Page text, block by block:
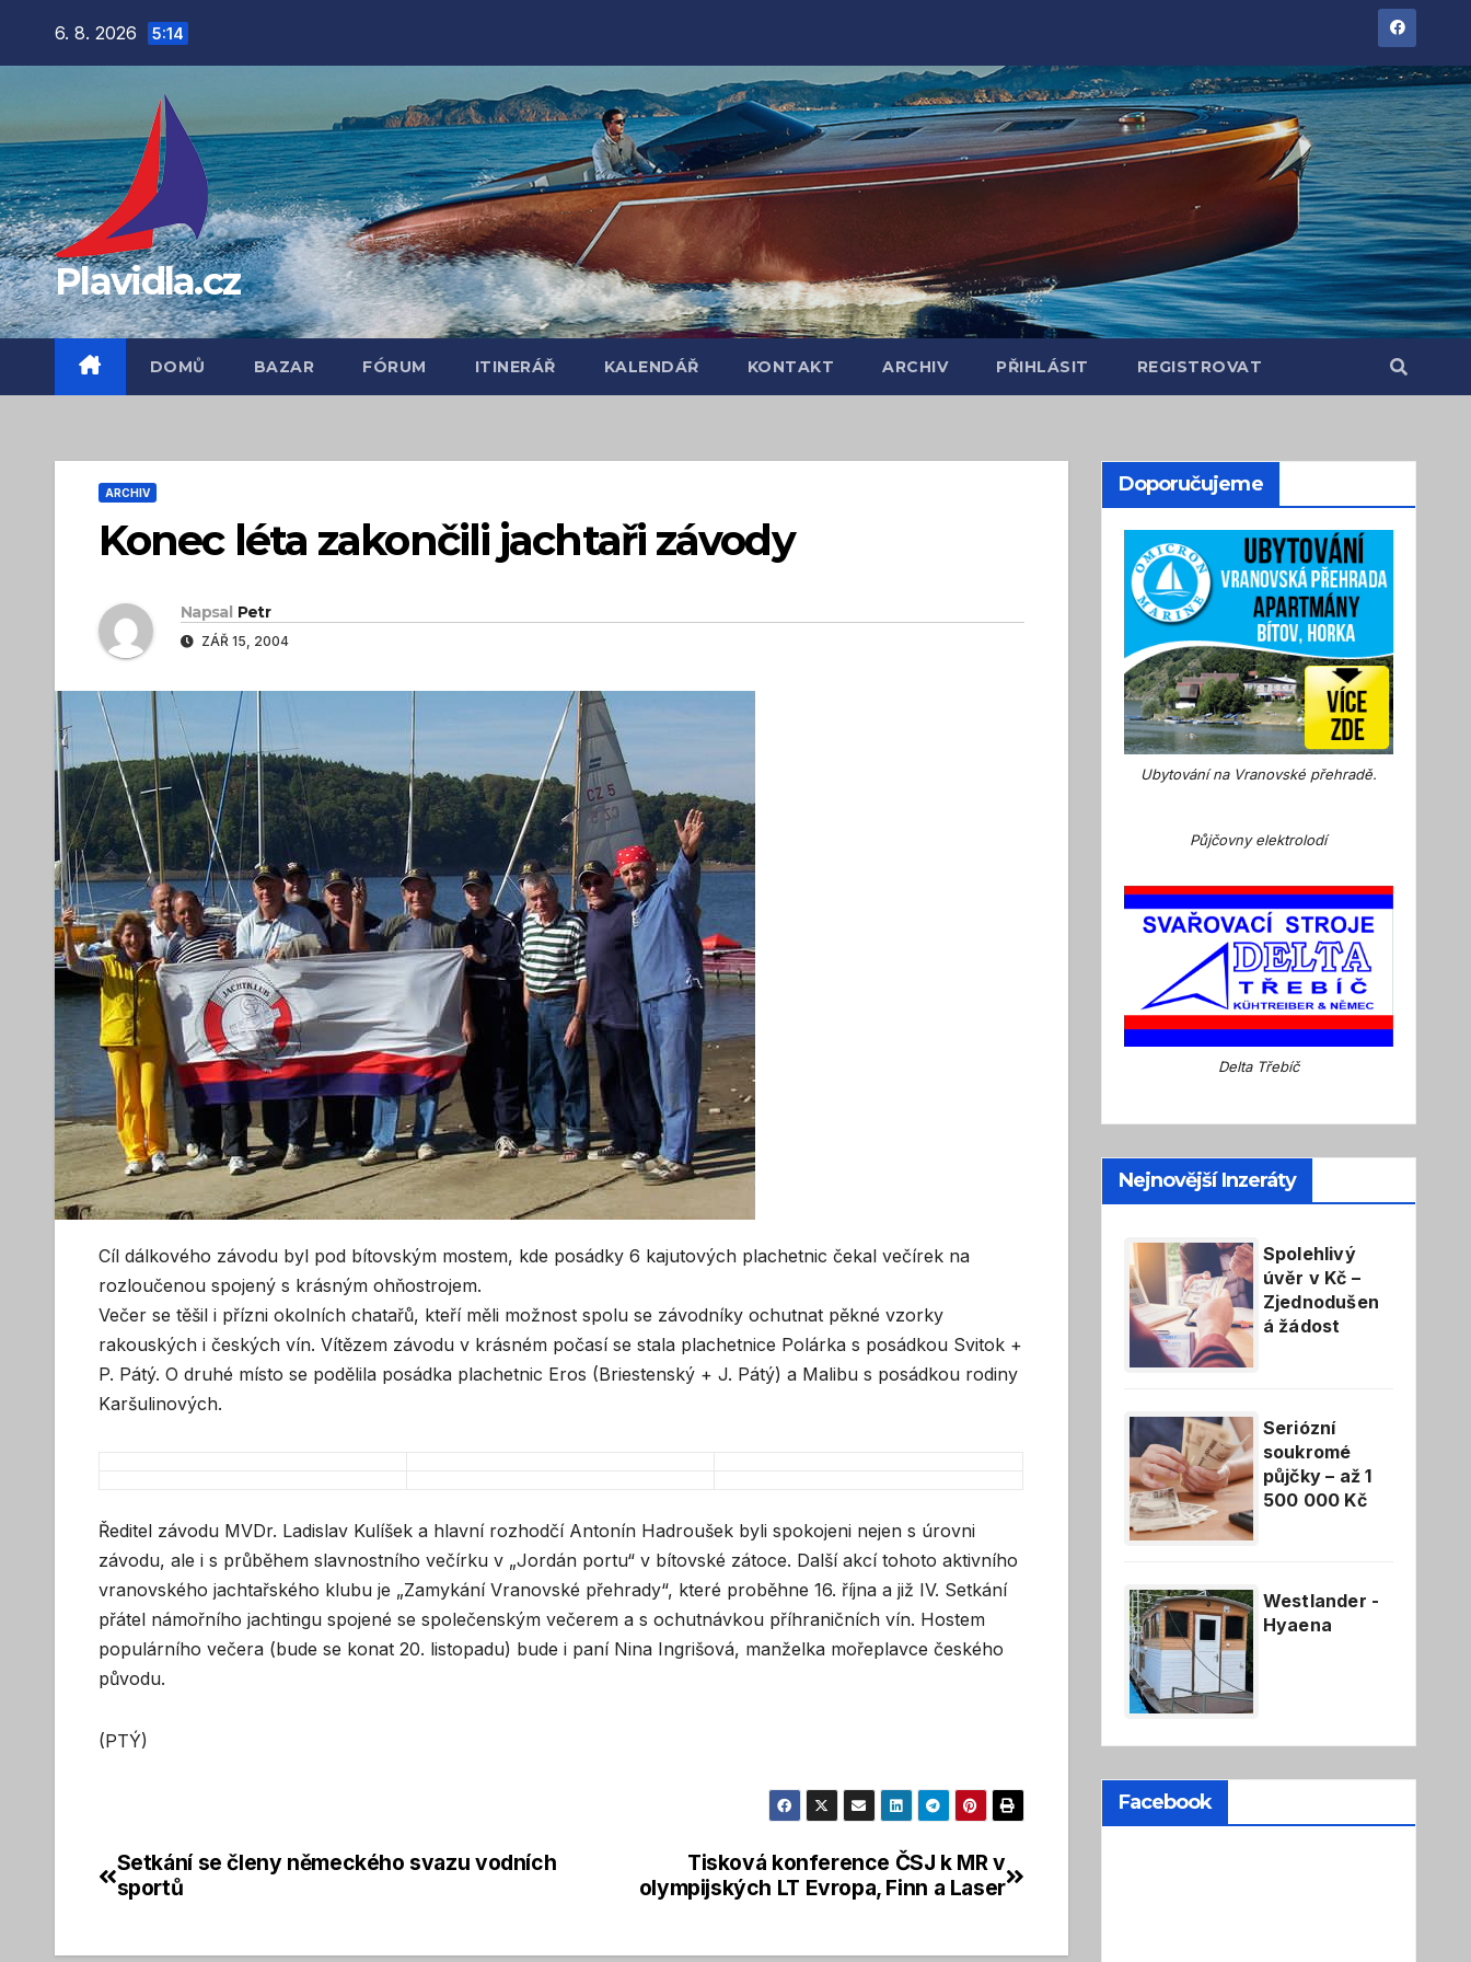
6. 8. 2026 5:14
Plavidla.cz
DOMŮ BAZAR FÓRUM ITINERÁŘ KALENDÁŘ KONTAKT ARCHIV PŘIHLÁSIT REGISTROVAT
ARCHIV
Konec léta zakončili jachtaři závody
Napsal Petr
ZÁŘ 15, 2004
Cíl dálkového závodu byl pod bítovským mostem, kde posádky 6 kajutových plachetnic čekal večírek na
rozloučenou spojený s krásným ohňostrojem.
Večer se těšil i přízni okolních chatařů, kteří měli možnost spolu se závodníky ochutnat pěkné vzorky
rakouských i českých vín. Vítězem závodu v krásném počasí se stala plachetnice Polárka s posádkou Svitok +
P. Pátý. O druhé místo se podělila posádka plachetnic Eros (Briestenský + J. Pátý) a Malibu s posádkou rodiny
Karšulinových.
Ředitel závodu MVDr. Ladislav Kulíšek a hlavní rozhodčí Antonín Hadroušek byli spokojeni nejen s úrovni
závodu, ale i s průběhem slavnostního večírku v „Jordán portu“ v bítovské zátoce. Další akcí tohoto aktivního
vranovského jachtařského klubu je „Zamykání Vranovské přehrady“, které proběhne 16. října a již IV. Setkání
přátel námořního jachtingu spojené se společenským večerem a s ochutnávkou příhraničních vín. Hostem
populárního večera (bude se konat 20. listopadu) bude i paní Nina Ingrišová, manželka mořeplavce českého
původu.
(PTÝ)
Navigace
Tisková konference ČSJ k MR v
olympijských LT Evropa, Finn a Laser
Setkání se členy německého svazu vodních
sportů
Doporučujeme
Ubytování na Vranovské přehradě.
Půjčovny elektrolodí
Delta Třebíč
Nejnovější Inzeráty
Spolehlivý
úvěr v Kč –
Zjednodušen
á žádost
Seriózní
soukromé
půjčky – až 1
500 000 Kč
Westlander -
Hyaena
Facebook